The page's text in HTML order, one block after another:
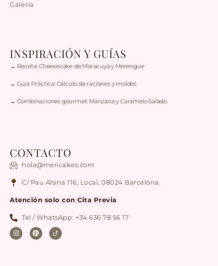
Galería
INSPIRACIÓN Y GUÍAS
→ Receta: Cheesecake de Maracuyá y Merengue
→ Guía Práctica: Cálculo de raciones y moldes
→ Combinaciones gourmet: Manzana y Caramelo Salado.
CONTACTO
hola@mericakes.com
C/ Pau Alsina 116, Local, 08024 Barcelona.
Atención solo con Cita Previa
Tel / WhatsApp: +34 636 78 56 17